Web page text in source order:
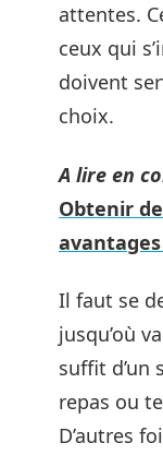
attentes.
ceux qui
doivent
choix.
A lire en
Obtenir
Il faut se
jusqu’où
suffit d’un
repas ou
D’autres